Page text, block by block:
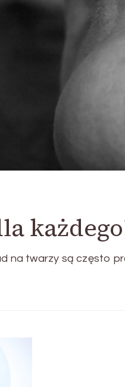
na twarzy są często